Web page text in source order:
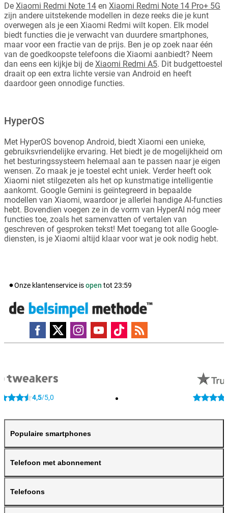
De Xiaomi Redmi Note 14 en Xiaomi Redmi Note 14 Pro+ 5G
zijn andere uitstekende modellen in deze reeks die je kunt
overwegen als je een Xiaomi Redmi wilt kopen. Elk model
biedt functies die je verwacht van duurdere smartphones,
maar voor een fractie van de prijs. Ben je op zoek naar één
van de goedkoopste telefoons die Xiaomi aanbiedt? Neem
dan eens een kijkje bij de Xiaomi Redmi A5. Dit budgettoestel
draait op een extra lichte versie van Android en heeft
daardoor geen onnodige functies.
HyperOS
Met HyperOS bovenop Android, biedt Xiaomi een unieke,
gebruiksvriendelijke ervaring. Het biedt je de mogelijkheid om
het besturingssysteem helemaal aan te passen naar je eigen
wensen. Zo maak je je toestel echt uniek. Verder heeft ook
Xiaomi niet stilgezeten als het op kunstmatige intelligentie
aankomt. Google Gemini is geïntegreerd in bepaalde
modellen van Xiaomi, waardoor je allerlei handige AI-functies
hebt. Bovendien voegen ze in de vorm van HyperAI nóg meer
functies toe, zoals het samenvatten of vertalen van
geschreven of gesproken tekst! Met toegang tot alle Google-
diensten, is je Xiaomi altijd klaar voor wat je ook nodig hebt.
Onze klantenservice isopen tot 23:59
4,5/5,0
Populaire smartphones
Telefoon met abonnement
Telefoons